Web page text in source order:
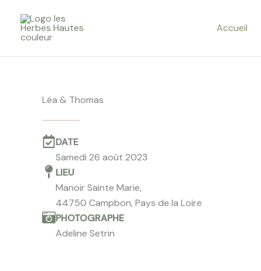
contenu
Accueil
Léa & Thomas
DATE
Samedi 26 août 2023
LIEU
Manoir Sainte Marie,
44750 Campbon, Pays de la Loire
PHOTOGRAPHE
Adeline Setrin